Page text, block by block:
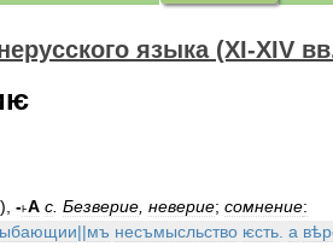
языка (XI-XIV
), -˫А с Безверие неверие; сомнение:
||мъ несъмысльство ѥсть а